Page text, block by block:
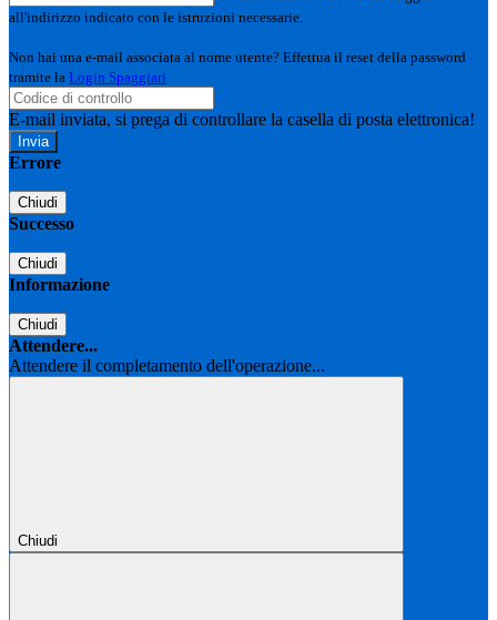
all'indirizzo indicato con le istruzioni necessarie.
Non hai una e-mail associata al nome utente? Effettua il reset della password
tramite la Login Spaggiari
E-mail inviata, si prega di controllare la casella di posta elettronica!
Errore
Chiudi
Successo
Chiudi
Informazione
Chiudi
Attendere...
Attendere il completamento dell'operazione...
Chiudi